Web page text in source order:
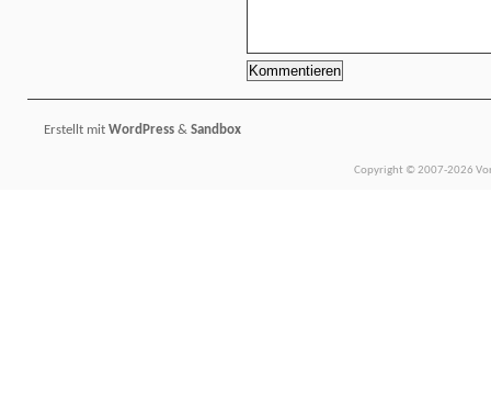
Erstellt mit WordPress & Sandbox
Copyright © 2007-2026